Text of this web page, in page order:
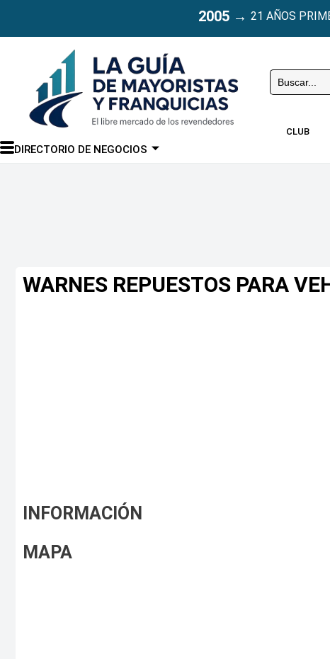
2005→ 21 AÑOS
DIRECTORIO DE NEGOCIOS
Buscar:
CLUB
WARNES REPUESTOS PARA
INFORMACIÓN
MAPA